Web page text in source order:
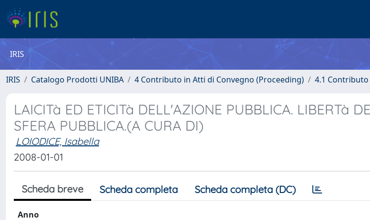
IRIS
IRIS Catalogo Prodotti UNIBA 4 Contributo in Atti di Convegno (Proceeding) 4.1
LAICITà ED ETICITà DELL'AZIONE PUBBLICA. LIBERTà
SFERA PUBBLICA.(A CURA DI)
LOIODICE, Isabella
2008-01-01
Scheda breve Scheda completa Scheda completa (DC)
Anno